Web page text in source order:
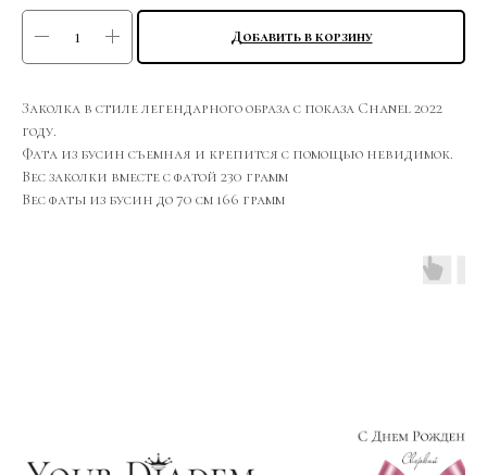
Добавить в корзину
Заколка в стиле легендарного образа с показа Chаnel 2022
году.
Фата из бусин съемная и крепится с помощью невидимок.
Вес заколки вместе с фатой 230 грамм
Вес фаты из бусин до 70 см 166 грамм